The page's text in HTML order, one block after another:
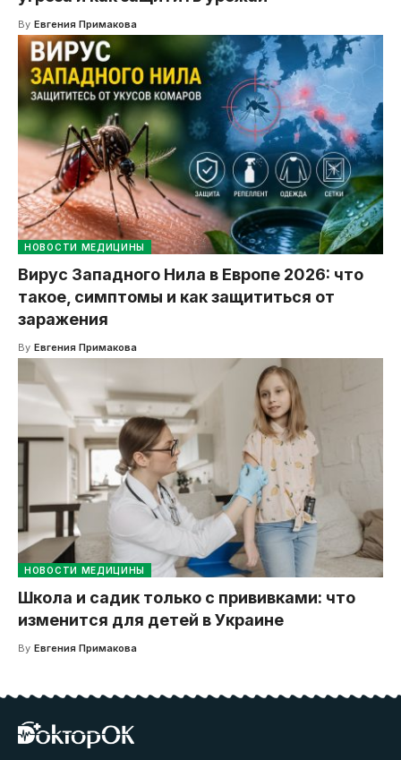
By Евгения Примакова
НОВОСТИ МЕДИЦИНЫ
Вирус Западного Нила в Европе 2026: что
такое, симптомы и как защититься от
заражения
By Евгения Примакова
НОВОСТИ МЕДИЦИНЫ
Школа и садик только с прививками: что
изменится для детей в Украине
By Евгения Примакова